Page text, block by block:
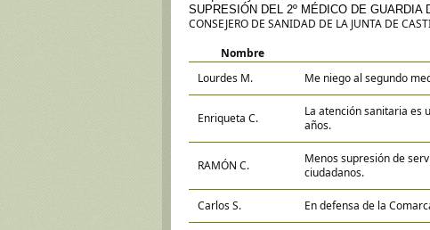
SUPRESIÓN DEL 2º MÉDICO DE
CONSEJERO DE SANIDAD DE LA JUNTA DE
Nombre
Lourdes M.
Me niego al segundo
Enriqueta C.
La atención sanitaria es
años.
RAMÓN C.
Menos supresión de
ciudadanos.
Carlos S. En defensa de la